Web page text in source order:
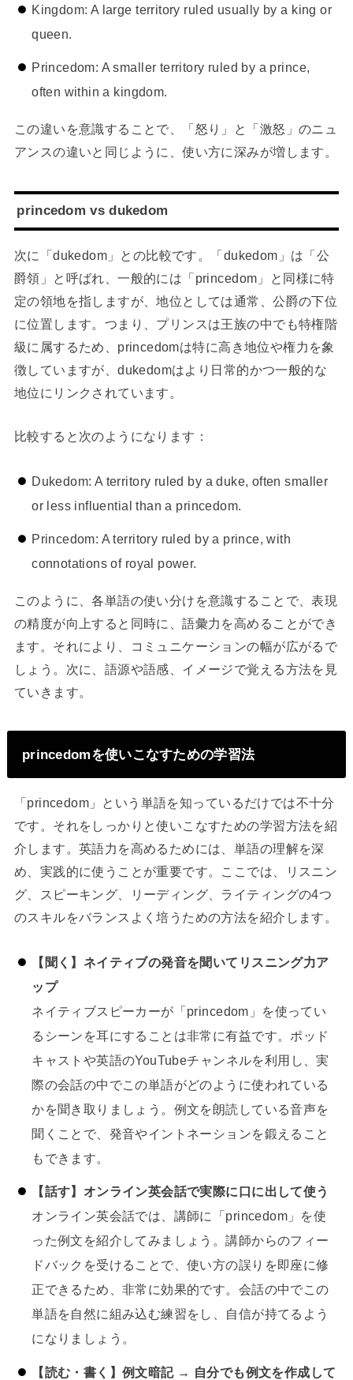
Kingdom: A large territory ruled usually by a king or
queen.
Princedom: A smaller territory ruled by a prince,
often within a kingdom.
この違いを意識することで、「怒り」と「激怒」のニュ
アンスの違いと同じように、使い方に深みが増します。
princedom vs dukedom
次に「dukedom」との比較です。「dukedom」は「公
爵領」と呼ばれ、一般的には「princedom」と同様に特
定の領地を指しますが、地位としては通常、公爵の下位
に位置します。つまり、プリンスは王族の中でも特権階
級に属するため、princedomは特に高き地位や権力を象
徴していますが、dukedomはより日常的かつ一般的な
地位にリンクされています。
比較すると次のようになります：
Dukedom: A territory ruled by a duke, often smaller
or less influential than a princedom.
Princedom: A territory ruled by a prince, with
connotations of royal power.
このように、各単語の使い分けを意識することで、表現
の精度が向上すると同時に、語彙力を高めることができ
ます。それにより、コミュニケーションの幅が広がるで
しょう。次に、語源や語感、イメージで覚える方法を見
ていきます。
princedomを使いこなすための学習法
「princedom」という単語を知っているだけでは不十分
です。それをしっかりと使いこなすための学習方法を紹
介します。英語力を高めるためには、単語の理解を深
め、実践的に使うことが重要です。ここでは、リスニン
グ、スピーキング、リーディング、ライティングの4つ
のスキルをバランスよく培うための方法を紹介します。
【聞く】ネイティブの発音を聞いてリスニング力ア
ップ
ネイティブスピーカーが「princedom」を使ってい
るシーンを耳にすることは非常に有益です。ポッド
キャストや英語のYouTubeチャンネルを利用し、実
際の会話の中でこの単語がどのように使われている
かを聞き取りましょう。例文を朗読している音声を
聞くことで、発音やイントネーションを鍛えること
もできます。
【話す】オンライン英会話で実際に口に出して使う
オンライン英会話では、講師に「princedom」を使
った例文を紹介してみましょう。講師からのフィー
ドバックを受けることで、使い方の誤りを即座に修
正できるため、非常に効果的です。会話の中でこの
単語を自然に組み込む練習をし、自信が持てるよう
になりましょう。
【読む・書く】例文暗記 → 自分でも例文を作成して